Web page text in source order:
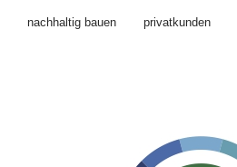
nachhaltig bauen privatkunden